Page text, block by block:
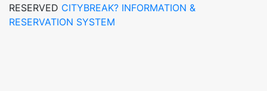
RESERVED CITYBREAK? INFORMATION &
RESERVATION SYSTEM